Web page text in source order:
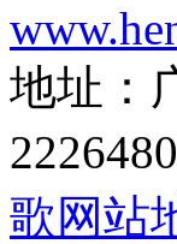
地址：
歌网站